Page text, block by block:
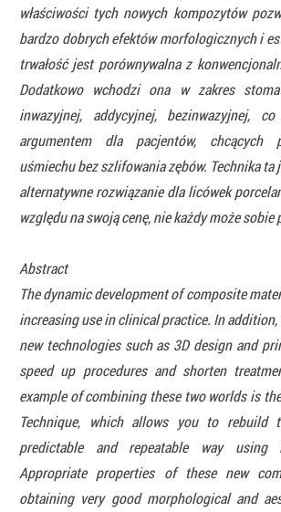
właściwości tych nowych kompozytów
bardzo dobrych efektów morfologicznych i
trwałość jest porównywalna z
Dodatkowo wchodzi ona w zakres
inwazyjnej, addycyjnej, bezinwazyjnej,
argumentem dla pacjentów, chcących
uśmiechu bez szlifowania zębów. Technika ta
alternatywne rozwiązanie dla licówek
względu na swoją cenę, nie każdy może sobie
Abstract
The dynamic development of composite
increasing use in clinical practice. In
new technologies such as 3D design and
speed up procedures and shorten
example of combining these two worlds is
Technique, which allows you to rebuild
predictable and repeatable way using
Appropriate properties of these new
obtaining very good morphological and